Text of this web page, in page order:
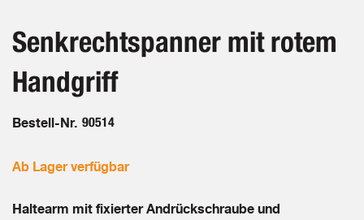
Bildergalerie
springen
Senkrechtspanner mit rotem
Handgriff
Bestell-Nr. 90514
Ab Lager verfügbar
Haltearm mit fixierter Andrückschraube und